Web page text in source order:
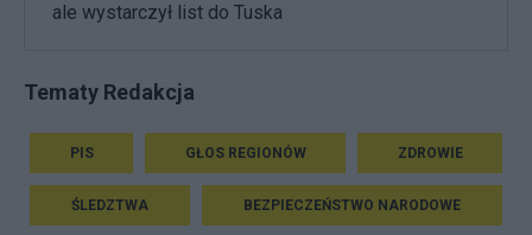
ale wystarczył list do Tuska
Tematy Redakcja
PIS GŁOS REGIONÓW ZDROWIE
ŚLEDZTWA BEZPIECZEŃSTWO NARODOWE